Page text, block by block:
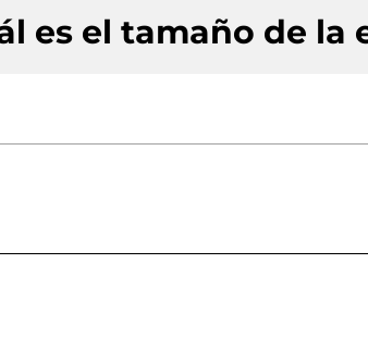
es el tamaño de la